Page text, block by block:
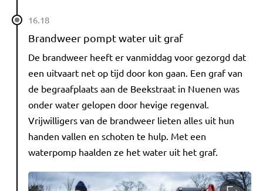
16.18
Brandweer pompt water uit graf
De brandweer heeft er vanmiddag voor gezorgd dat
een uitvaart net op tijd door kon gaan. Een graf van
de begraafplaats aan de Beekstraat in Nuenen was
onder water gelopen door hevige regenval.
Vrijwilligers van de brandweer lieten alles uit hun
handen vallen en schoten te hulp. Met een
waterpomp haalden ze het water uit het graf.